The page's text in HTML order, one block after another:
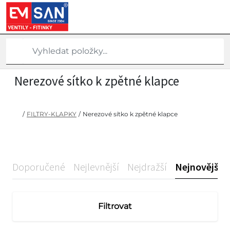
Nerezové sítko k zpětné klapce
/ FILTRY-KLAPKY / Nerezové sítko k zpětné klapce
Doporučené Nejlevnější Nejdražší Nejnovější
Filtrovat